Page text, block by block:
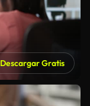
Descargar Gratis